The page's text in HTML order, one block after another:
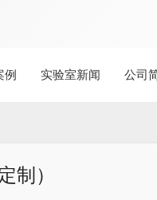
例 实验室新闻 公司
制）